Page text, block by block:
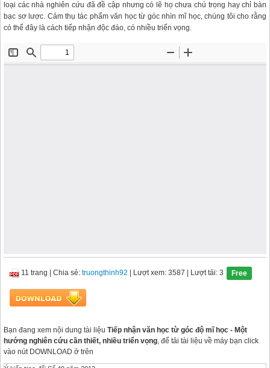
loại các nhà nghiên cứu đã đề cập nhưng có lẽ họ chưa chú trọng hay chỉ bàn
bạc sơ lược. Cảm thụ tác phẩm văn học từ góc nhìn mĩ học, chúng tôi cho rằng
có thể đây là cách tiếp nhận độc đáo, có nhiều triển vọng.
11 trang Chia sẻ: truongthinh92 | Lượt xem: 3587 | Lượt tải: 3 Free
Bạn đang xem nội dung tài liệu Tiếp nhận văn học từ góc độ mĩ học - Một
hướng nghiên cứu cần thiết, nhiều triển vọng, để tải tài liệu về máy bạn click
vào nút DOWNLOAD ở trên